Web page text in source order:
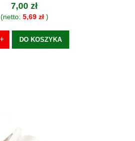
7,00 zł
(netto: 5,69 zł)
DO KOSZYKA